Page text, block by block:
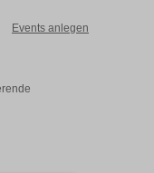
Events anlegen